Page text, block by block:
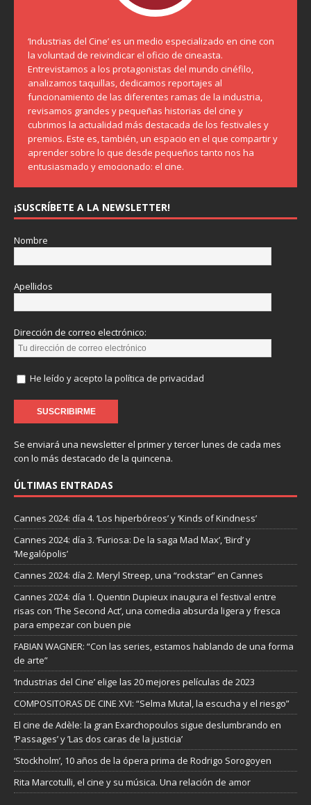
‘Industrias del Cine’ es un medio especializado en cine con
la voluntad de reivindicar el oficio de cineasta.
Entrevistamos a los protagonistas del mundo cinéfilo,
analizamos taquillas, dedicamos reportajes al
funcionamiento de las diferentes ramas de la industria,
revisamos grandes y pequeñas historias del cine y
cubrimos la actualidad más destacada de los festivales y
premios. Este es, también, un espacio en el que compartir y
aprender sobre lo que desde pequeños tanto nos ha
entusiasmado y emocionado: el cine.
¡SUSCRÍBETE A LA NEWSLETTER!
Nombre
Apellidos
Dirección de correo electrónico:
He leído y acepto la política de privacidad
Se enviará una newsletter el primer y tercer lunes de cada mes
con lo más destacado de la quincena.
ÚLTIMAS ENTRADAS
Cannes 2024: día 4. ‘Los hiperbóreos’ y ‘Kinds of Kindness’
Cannes 2024: día 3. ‘Furiosa: De la saga Mad Max’, ‘Bird’ y
‘Megalópolis’
Cannes 2024: día 2. Meryl Streep, una “rockstar” en Cannes
Cannes 2024: día 1. Quentin Dupieux inaugura el festival entre
risas con ‘The Second Act’, una comedia absurda ligera y fresca
para empezar con buen pie
FABIAN WAGNER: “Con las series, estamos hablando de una forma
de arte”
‘Industrias del Cine’ elige las 20 mejores películas de 2023
COMPOSITORAS DE CINE XVI: “Selma Mutal, la escucha y el riesgo”
El cine de Adèle: la gran Exarchopoulos sigue deslumbrando en
’Passages’ y ’Las dos caras de la justicia’
‘Stockholm’, 10 años de la ópera prima de Rodrigo Sorogoyen
Rita Marcotulli, el cine y su música. Una relación de amor